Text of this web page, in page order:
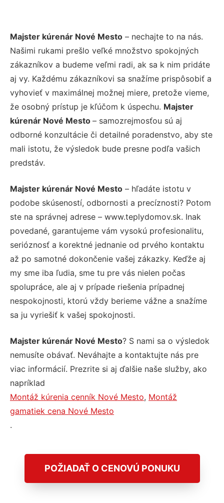
Majster kúrenár Nové Mesto – nechajte to na nás.
Našimi rukami prešlo veľké množstvo spokojných
zákazníkov a budeme veľmi radi, ak sa k nim pridáte
aj vy. Každému zákazníkovi sa snažíme prispôsobiť a
vyhovieť v maximálnej možnej miere, pretože vieme,
že osobný prístup je kľúčom k úspechu. Majster
kúrenár Nové Mesto – samozrejmosťou sú aj
odborné konzultácie či detailné poradenstvo, aby ste
mali istotu, že výsledok bude presne podľa vašich
predstáv.
Majster kúrenár Nové Mesto – hľadáte istotu v
podobe skúseností, odbornosti a precíznosti? Potom
ste na správnej adrese – www.teplydomov.sk. Inak
povedané, garantujeme vám vysokú profesionalitu,
serióznosť a korektné jednanie od prvého kontaktu
až po samotné dokončenie vašej zákazky. Keďže aj
my sme iba ľudia, sme tu pre vás nielen počas
spolupráce, ale aj v prípade riešenia prípadnej
nespokojnosti, ktorú vždy berieme vážne a snažíme
sa ju vyriešiť k vašej spokojnosti.
Majster kúrenár Nové Mesto? S nami sa o výsledok
nemusíte obávať. Neváhajte a kontaktujte nás pre
viac informácií. Prezrite si aj ďalšie naše služby, ako
napríklad
Montáž kúrenia cenník Nové Mesto, Montáž
gamatiek cena Nové Mesto
.
POŽIADAŤ O CENOVÚ PONUKU